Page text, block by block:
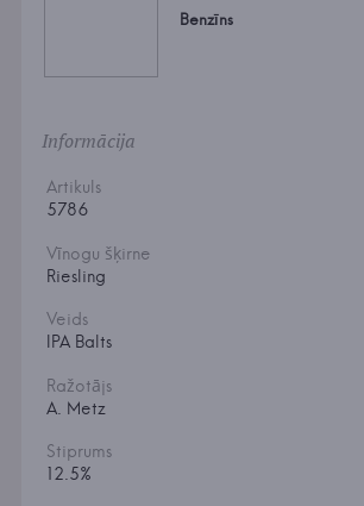
Benzīns
Informācija
Artikuls
5786
Vīnogu šķirne
Riesling
Veids
IPA Balts
Ražotājs
A. Metz
Stiprums
12.5%